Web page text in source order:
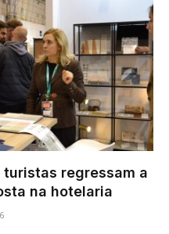
turistas regressam a
na hotelaria